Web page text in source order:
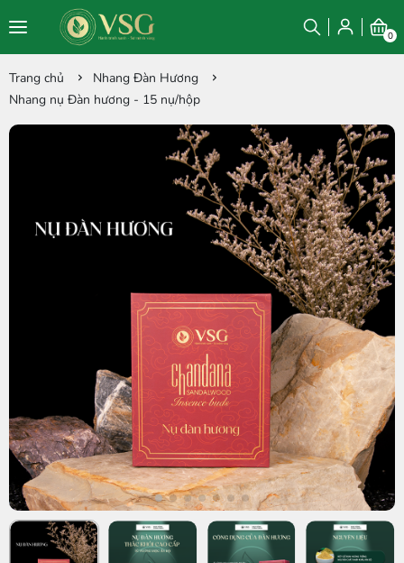
0
Trang chủ
Nhang Đàn Hương
Nhang nụ Đàn hương - 15 nụ/hộp